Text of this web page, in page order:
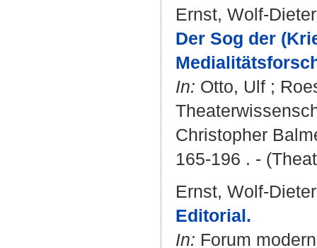
Ernst, Wolf-Dieter
Der Sog der
In: Otto, Ulf ;
Christopher
165-196 . -
Ernst, Wolf-Dieter
Editorial.
In: Forum